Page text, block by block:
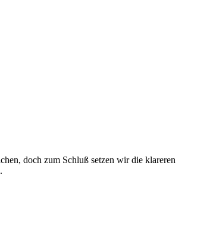
doch zum Schluß setzen wir die klareren